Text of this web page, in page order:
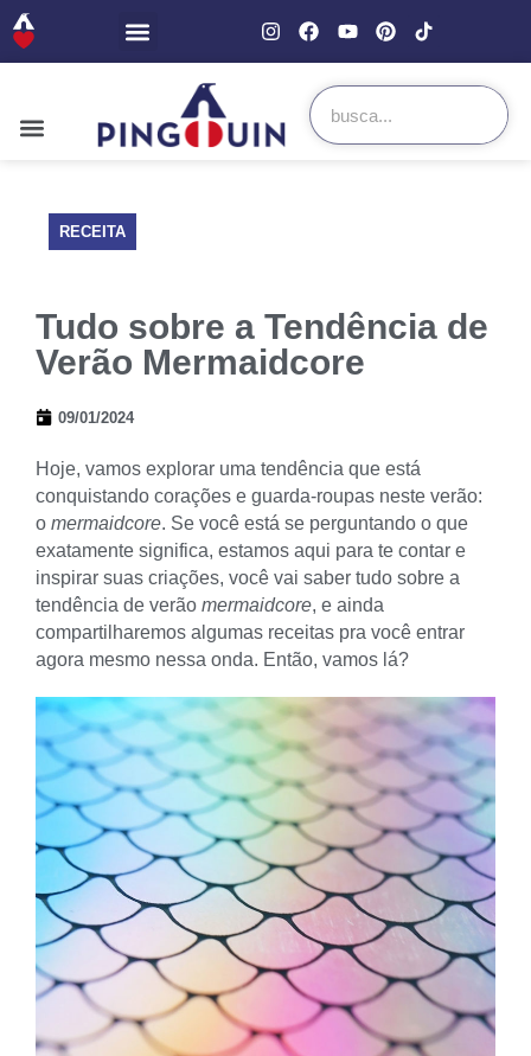
RECEITA
Tudo sobre a Tendência de
Verão Mermaidcore
09/01/2024
Hoje, vamos explorar uma tendência que está
conquistando corações e guarda-roupas neste verão:
o mermaidcore. Se você está se perguntando o que
exatamente significa, estamos aqui para te contar e
inspirar suas criações, você vai saber tudo sobre a
tendência de verão mermaidcore, e ainda
compartilharemos algumas receitas pra você entrar
agora mesmo nessa onda. Então, vamos lá?